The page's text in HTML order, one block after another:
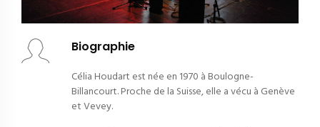
Biographie
Célia Houdart est née en 1970 à Boulogne-
Billancourt. Proche de la Suisse, elle a vécu à Genève
et Vevey.